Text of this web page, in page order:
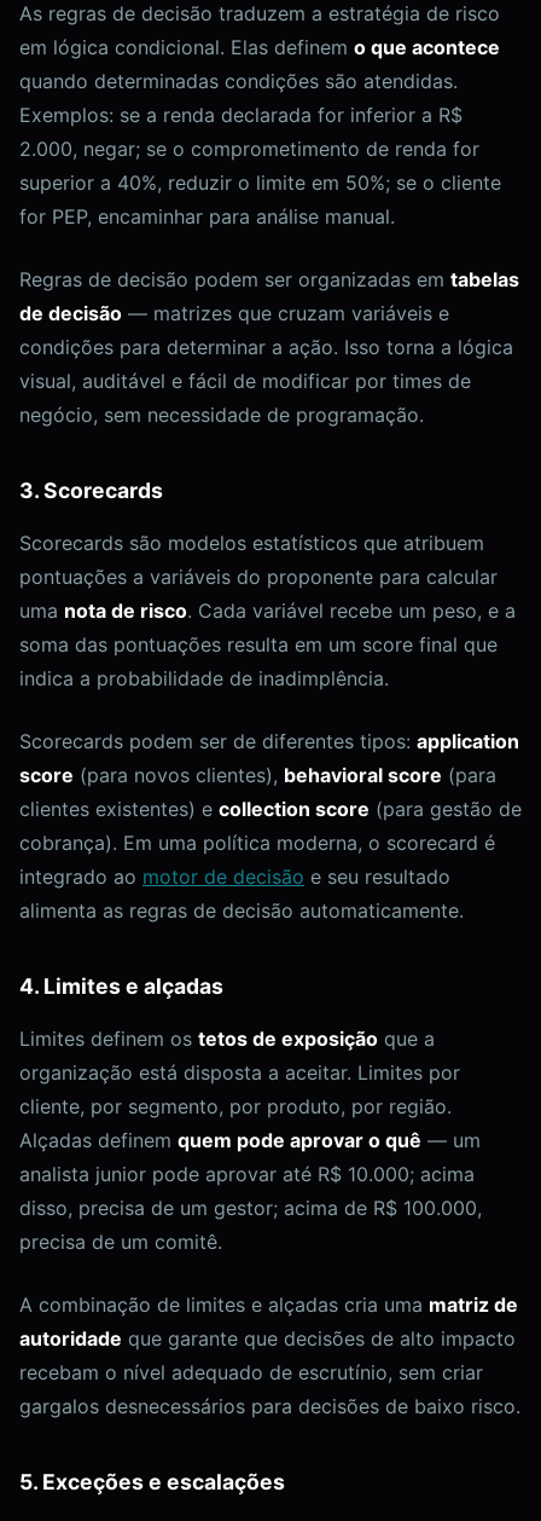
As regras de decisão traduzem a estratégia de risco
em lógica condicional. Elas definem o que acontece
quando determinadas condições são atendidas.
Exemplos: se a renda declarada for inferior a R$
2.000, negar; se o comprometimento de renda for
superior a 40%, reduzir o limite em 50%; se o cliente
for PEP, encaminhar para análise manual.
Regras de decisão podem ser organizadas em tabelas
de decisão — matrizes que cruzam variáveis e
condições para determinar a ação. Isso torna a lógica
visual, auditável e fácil de modificar por times de
negócio, sem necessidade de programação.
3. Scorecards
Scorecards são modelos estatísticos que atribuem
pontuações a variáveis do proponente para calcular
uma nota de risco. Cada variável recebe um peso, e a
soma das pontuações resulta em um score final que
indica a probabilidade de inadimplência.
Scorecards podem ser de diferentes tipos: application
score (para novos clientes), behavioral score (para
clientes existentes) e collection score (para gestão de
cobrança). Em uma política moderna, o scorecard é
integrado ao motor de decisão e seu resultado
alimenta as regras de decisão automaticamente.
4. Limites e alçadas
Limites definem os tetos de exposição que a
organização está disposta a aceitar. Limites por
cliente, por segmento, por produto, por região.
Alçadas definem quem pode aprovar o quê — um
analista junior pode aprovar até R$ 10.000; acima
disso, precisa de um gestor; acima de R$ 100.000,
precisa de um comitê.
A combinação de limites e alçadas cria uma matriz de
autoridade que garante que decisões de alto impacto
recebam o nível adequado de escrutínio, sem criar
gargalos desnecessários para decisões de baixo risco.
5. Exceções e escalações